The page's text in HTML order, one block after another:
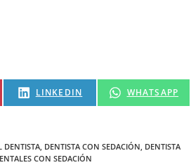
LINKEDIN WHATSAPP
DENTISTA, DENTISTA CON SEDACIÓN, DENTISTA
CON SEDACIÓN